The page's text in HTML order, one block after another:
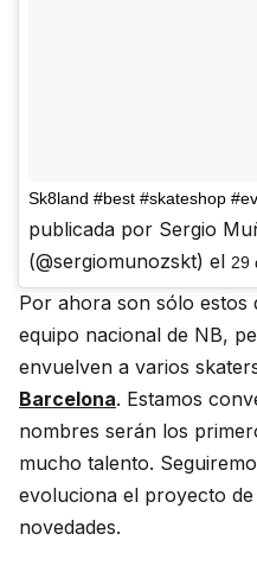
Sk8land #best #skateshop
publicada por Sergio
(@sergiomunozskt) el 29
Por ahora son sólo estos
equipo nacional de NB,
envuelven a varios
Barcelona. Estamos
nombres serán los
mucho talento.
evoluciona el proyecto de
novedades.